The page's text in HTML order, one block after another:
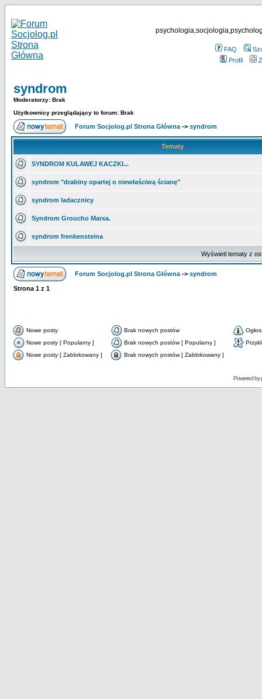
FAQ
Profil
syndrom
Moderatorzy: Brak
Użytkownicy przeglądający to forum: Brak
Forum Socjolog.pl Strona Główna -> syndrom
Tematy
SYNDROM KULAWEJ KACZKI...
syndrom "drabiny opartej o niewłaściwą ścianę"
syndrom ladacznicy
Syndrom Groucho Marxa.
syndrom frenkensteina
Wyświetl tematy z
Forum Socjolog.pl Strona Główna -> syndrom
Strona 1 z 1
Nowe posty Brak nowych postów
Nowe posty [ Popularny ]
Brak nowych postów [ Popularny ]
Nowe posty [ Zablokowany ]
Brak nowych postów [ Zablokowany ]
Powered by